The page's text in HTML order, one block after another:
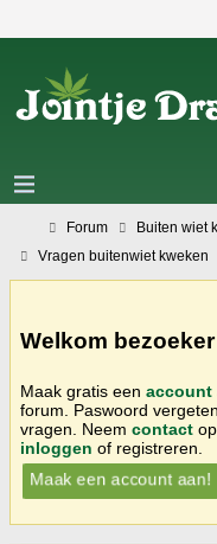
Forum Buiten wiet
Vragen buitenwiet kweken
Welkom bezoeker
Maak gratis een account
forum. Paswoord
vragen. Neem contact
inloggen of registreren.
Maak een account aan!